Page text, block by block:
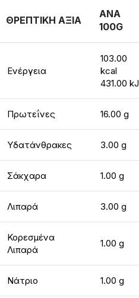
ΘΡΕΠΤΙΚΗ ΑΞΙΑ
ΑΝΑ
100G
Ενέργεια
103.00
kcal
431.00 kJ
Πρωτεΐνες 16.00 g
Υδατάνθρακες 3.00 g
Σάκχαρα 1.00 g
Λιπαρά 3.00 g
Κορεσμένα
Λιπαρά
1.00 g
Νάτριο 1.00 g